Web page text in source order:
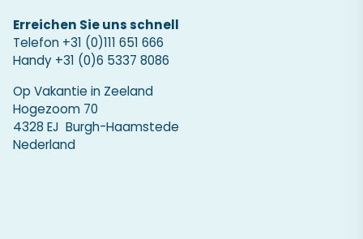
Erreichen Sie uns schnell
Telefon +31 (0)111 651 666
Handy +31 (0)6 5337 8086
Op Vakantie in Zeeland
Hogezoom 70
4328 EJ Burgh-Haamstede
Nederland